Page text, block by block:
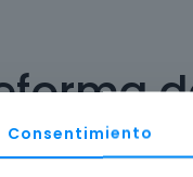
Consentimiento